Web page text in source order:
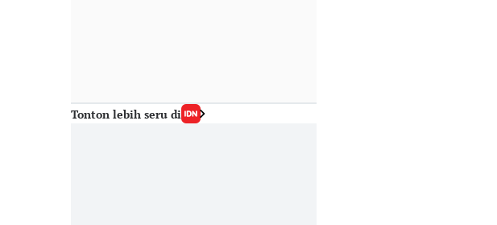
Tonton lebih seru di